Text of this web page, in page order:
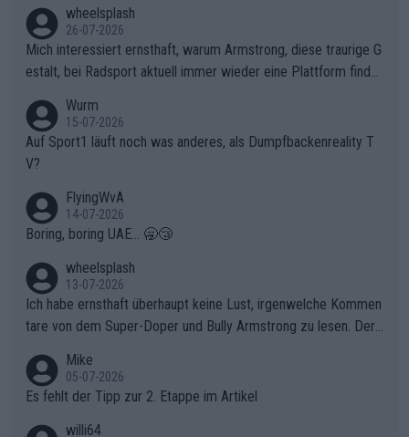
ganze Team auch mental stark zu machen und konkret am Erf
olg teilzuhaben, ist ihm ganz hoch anzurechnen. Das ist ein Zei
chen weit über den Radsport hinaus.
wheelsplash
26-07-2026
Mich interessiert ernsthaft, warum Armstrong, diese traurige G
estalt, bei Radsport aktuell immer wieder eine Plattform finde
Wurm
15-07-2026
Auf Sport1 läuft noch was anderes, als Dumpfbackenreality T
V?
FlyingWvA
14-07-2026
Boring, boring UAE... 🥱😴
wheelsplash
13-07-2026
Ich habe ernsthaft überhaupt keine Lust, irgenwelche Kommen
tare von dem Super-Doper und Bully Armstrong zu lesen. Der
r die gehört nicht in dieses Medium!
Mike
05-07-2026
Es fehlt der Tipp zur 2. Etappe im Artikel
willi64